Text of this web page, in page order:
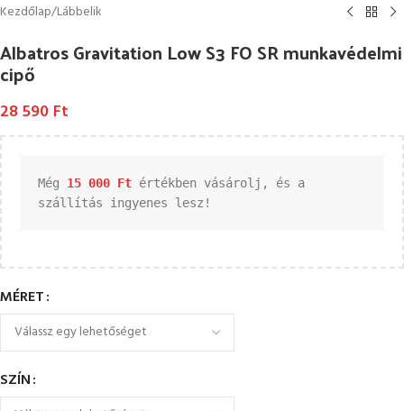
Kezdőlap/Lábbelik
Albatros Gravitation Low S3 FO SR munkavédelmi
cipő
28 590 Ft
Még 15 000 Ft értékben vásárolj, és a
szállítás ingyenes lesz!
MÉRET
SZÍN